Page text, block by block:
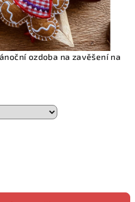
ozdoba na zavěšení na